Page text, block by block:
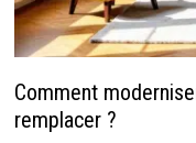
Comment
remplacer ?